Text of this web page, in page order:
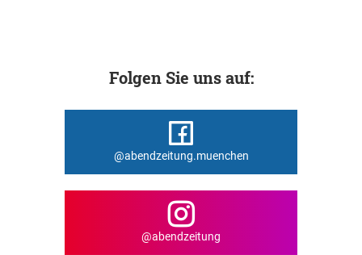
Folgen Sie uns auf:
@abendzeitung.muenchen
@abendzeitung